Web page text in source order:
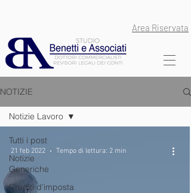
Area Riservata
NOTIZIE
Tutti i post
Notizie
Generiche
Crediti d'imposta
Notizie Lavoro
21 feb 2022 Tempo di lettura: 2 min